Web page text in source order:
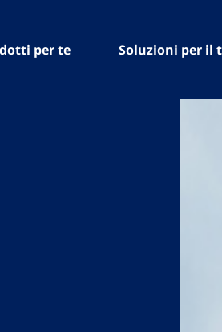
per te Soluzioni per il